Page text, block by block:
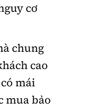
cơ
chung
cao
mái
mua bảo